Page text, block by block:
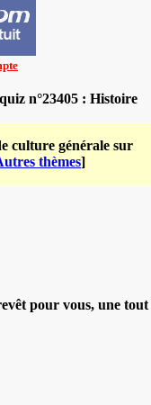
n°23405 : Histoire
culture générale sur
thèmes]
pour vous, une tout